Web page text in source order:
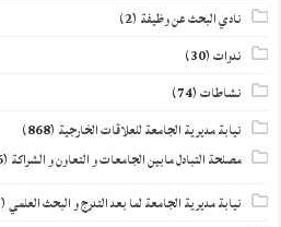
نادي البحث عن وظيفة (2)
ندوات(30)
نشاطات(74)
نيابة مديرية الجامعة للعلاقات الخارجية (868)
مصلحة التبادل مابين الجامعات و التعاون و الشراكة (66)
نيابة مديرية الجامعة لما بعد التدرج و البحث العلمي(277)